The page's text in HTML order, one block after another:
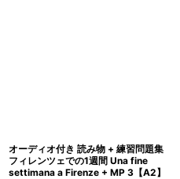
オーディオ付き 読み物 + 練習問題集
フィレンツェでの1週間 Una fine
settimana a Firenze + MP 3【A2】